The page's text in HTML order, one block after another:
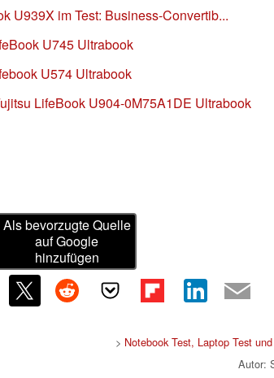
U939X im Test: Business-Convertib...
U745 Ultrabook
U574 Ultrabook
LifeBook U904-0M75A1DE Ultrabook
Als bevorzugte Quelle
auf Google
hinzufügen
> Notebook Test, Laptop Test
Autor: